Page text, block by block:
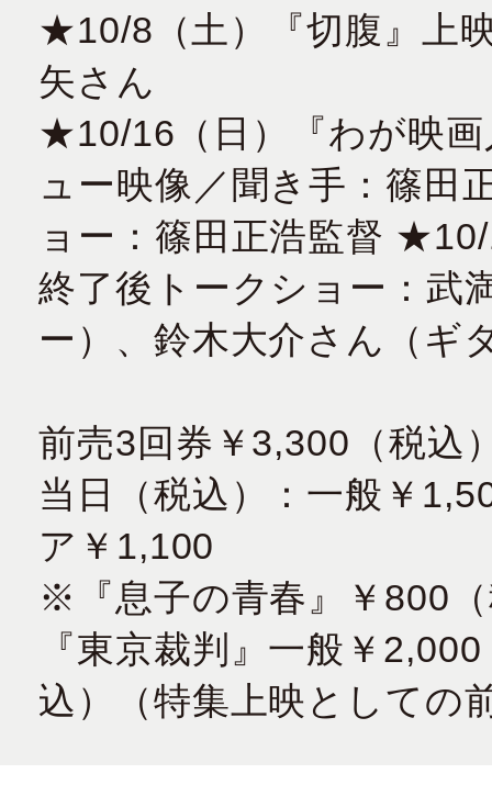
★10/8（土）『切腹』上
矢さん
★10/16（日）『わが映
ュー映像／聞き手：篠田
ョー：篠田正浩監督
終了後トークショー：武
ー）、鈴木大介さん（ギ
前売3回券￥3,300（税込
当日（税込）：一般￥
ア￥1,100
※『息子の青春』￥800
『東京裁判』一般￥
込）（特集上映としての